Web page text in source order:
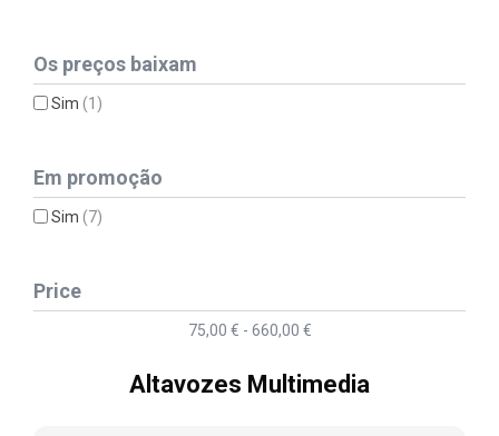
Os preços baixam
Sim(1)
Em promoção
Sim(7)
Price
75,00 € - 660,00 €
Altavozes Multimedia